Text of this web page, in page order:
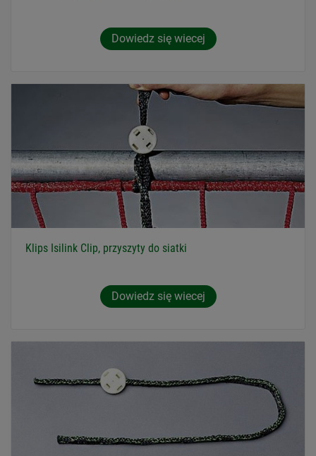
Dowiedz się wiecej
Klips Isilink Clip, przyszyty do siatki
Dowiedz się wiecej